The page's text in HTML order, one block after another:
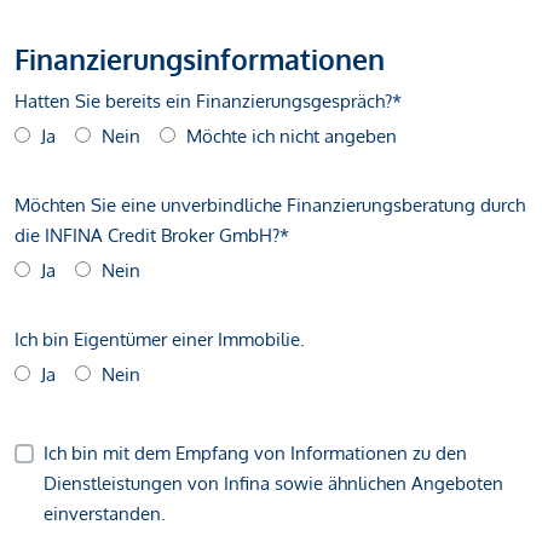
Finanzierungsinformationen
Hatten Sie bereits ein Finanzierungsgespräch?*
Ja
Nein Möchte ich nicht angeben
Möchten Sie eine unverbindliche Finanzierungsberatung durch
die INFINA Credit Broker GmbH?*
Ja
Nein
Ich bin Eigentümer einer Immobilie.
Ja
Nein
Ich bin mit dem Empfang von Informationen zu den
Dienstleistungen von Infina sowie ähnlichen Angeboten
einverstanden.